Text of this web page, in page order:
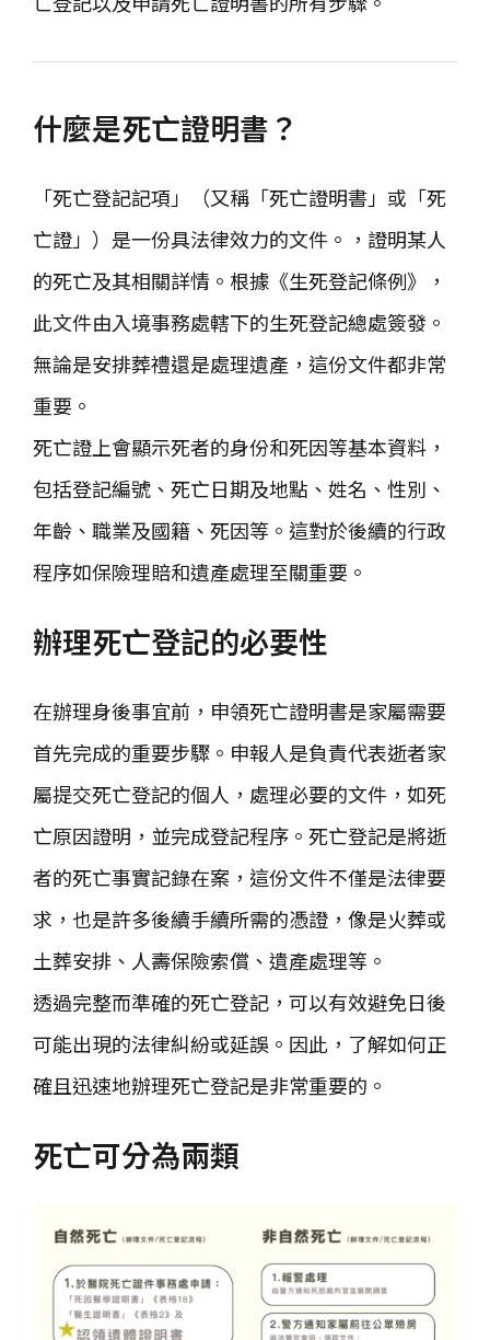
什麼是死亡證明書？
「死亡登記記項」（又稱「死亡證明書」或「死
亡證」）是一份具法律效力的文件。，證明某人
的死亡及其相關詳情。根據《生死登記條例》，
此文件由入境事務處轄下的生死登記總處簽發。
無論是安排葬禮還是處理遺產，這份文件都非常
重要。
死亡證上會顯示死者的身份和死因等基本資料，
包括登記編號、死亡日期及地點、姓名、性別、
年齡、職業及國籍、死因等。這對於後續的行政
程序如保險理賠和遺產處理至關重要。
辦理死亡登記的必要性
在辦理身後事宜前，申領死亡證明書是家屬需要
首先完成的重要步驟。申報人是負責代表逝者家
屬提交死亡登記的個人，處理必要的文件，如死
亡原因證明，並完成登記程序。死亡登記是將逝
者的死亡事實記錄在案，這份文件不僅是法律要
求，也是許多後續手續所需的憑證，像是火葬或
土葬安排、人壽保險索償、遺產處理等。
透過完整而準確的死亡登記，可以有效避免日後
可能出現的法律糾紛或延誤。因此，了解如何正
確且迅速地辦理死亡登記是非常重要的。
死亡可分為兩類